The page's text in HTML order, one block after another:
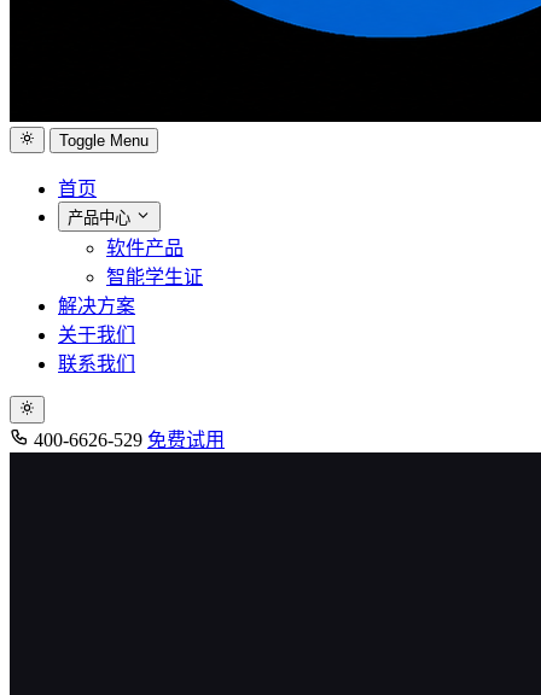
Toggle Menu
首页
产品中心
软件产品
智能学生证
解决方案
关于我们
联系我们
400-6626-529 免费试用